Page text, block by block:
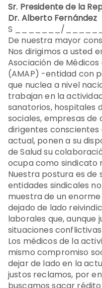
Sr. Presidente de la
Dr. Alberto Fernández
S _______/
De nuestra mayor
Nos dirigimos a usted
Asociación de
(AMAP) -entidad con
que nuclea a nivel
trabajan en la
sanatorios, hospitales
sociales, empresas de
dirigentes
actual, ponen a su
de Salud su
ocupa como sindicato
Nuestra postura es de
entidades sindicales
muestra de un
dejado de lado
laborales que, aunque
situaciones
Los médicos de la
mismo compromiso
dejar de lado en la
justos reclamos, por
buscamos sacar